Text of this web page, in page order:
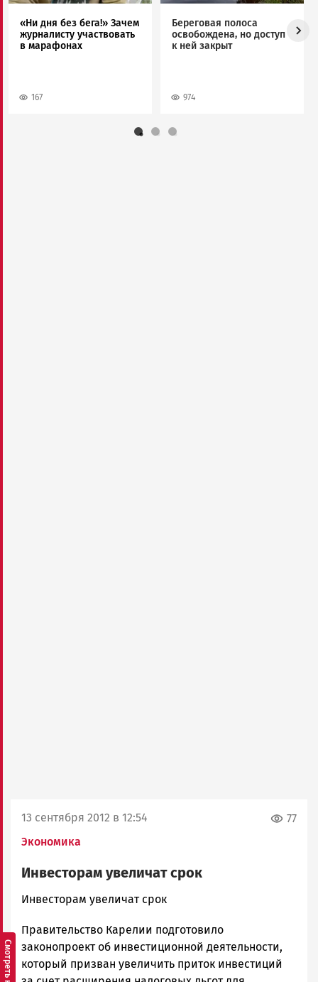
«Ни дня без бега!» Зачем
журналисту участвовать
в марафонах
167
Береговая полоса
освобождена, но доступ
к ней закрыт
974
13 сентября 2012 в 12:54
Экономика
77
Инвесторам увеличат срок
admintimur
Петрозаводска
и
Карелии
|
Инвесторам увеличат срок
Правительство Карелии подготовило
законопроект об инвестиционной деятельности,
который призван увеличить приток инвестиций